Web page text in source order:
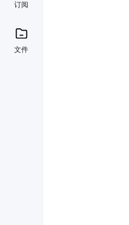
订阅
文件